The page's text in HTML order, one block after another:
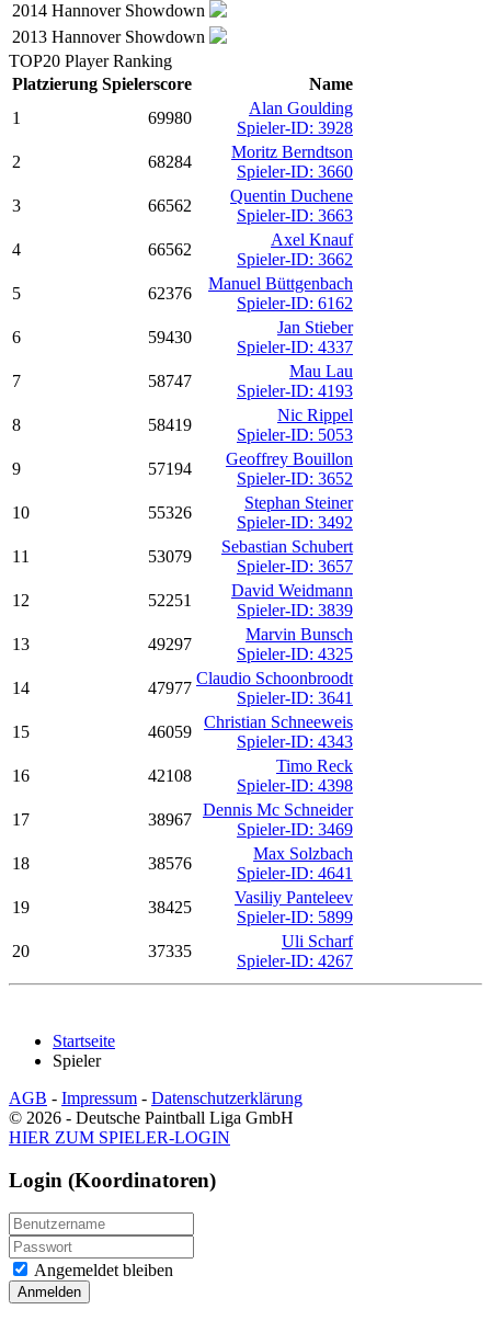
2014 Hannover Showdown
2013 Hannover Showdown
TOP20 Player Ranking
Platzierung Spielerscore
Name
1
69980
Alan Goulding
Spieler-ID: 3928
2
68284
Moritz Berndtson
Spieler-ID: 3660
3
66562
Quentin Duchene
Spieler-ID: 3663
4
66562
Axel Knauf
Spieler-ID: 3662
5
62376
Manuel Büttgenbach
Spieler-ID: 6162
6
59430
Jan Stieber
Spieler-ID: 4337
7
58747
Mau Lau
Spieler-ID: 4193
8
58419
Nic Rippel
Spieler-ID: 5053
9
57194
Geoffrey Bouillon
Spieler-ID: 3652
10
55326
Stephan Steiner
Spieler-ID: 3492
11
53079
Sebastian Schubert
Spieler-ID: 3657
12
52251
David Weidmann
Spieler-ID: 3839
13
49297
Marvin Bunsch
Spieler-ID: 4325
14
47977
Claudio Schoonbroodt
Spieler-ID: 3641
15
46059
Christian Schneeweis
Spieler-ID: 4343
16
42108
Timo Reck
Spieler-ID: 4398
17
38967
Dennis Mc Schneider
Spieler-ID: 3469
18
38576
Max Solzbach
Spieler-ID: 4641
19
38425
Vasiliy Panteleev
Spieler-ID: 5899
20
37335
Uli Scharf
Spieler-ID: 4267
Startseite
Spieler
AGB - Impressum - Datenschutzerklärung
© 2026 - Deutsche Paintball Liga GmbH
HIER ZUM SPIELER-LOGIN
Login (Koordinatoren)
Angemeldet bleiben
Anmelden